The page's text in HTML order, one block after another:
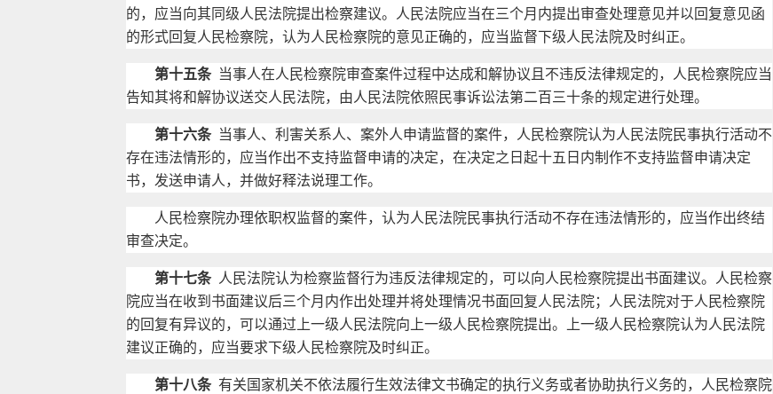
的，应当向其同级人民法院提出检察建议。人民法院应当在三个月内提出审查处理意见并以回复意见函
的形式回复人民检察院，认为人民检察院的意见正确的，应当监督下级人民法院及时纠正。
第十五条当事人在人民检察院审查案件过程中达成和解协议且不违反法律规定的，人民检察院应当
告知其将和解协议送交人民法院，由人民法院依照民事诉讼法第二百三十条的规定进行处理。
第十六条当事人、利害关系人、案外人申请监督的案件，人民检察院认为人民法院民事执行活动不
存在违法情形的，应当作出不支持监督申请的决定，在决定之日起十五日内制作不支持监督申请决定
书，发送申请人，并做好释法说理工作。
人民检察院办理依职权监督的案件，认为人民法院民事执行活动不存在违法情形的，应当作出终结
审查决定。
第十七条人民法院认为检察监督行为违反法律规定的，可以向人民检察院提出书面建议。人民检察
院应当在收到书面建议后三个月内作出处理并将处理情况书面回复人民法院；人民法院对于人民检察院
的回复有异议的，可以通过上一级人民法院向上一级人民检察院提出。上一级人民检察院认为人民法院
建议正确的，应当要求下级人民检察院及时纠正。
第十八条有关国家机关不依法履行生效法律文书确定的执行义务或者协助执行义务的，人民检察院